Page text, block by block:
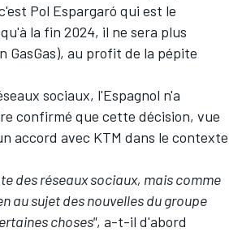
Pol Espargaró qui est le
la fin 2024, il ne sera plus
GasGas), au profit de la pépite
sociaux, l'Espagnol n'a
confirmé que cette décision, vue
accord avec KTM dans le contexte
des réseaux sociaux, mais comme
au sujet des nouvelles du groupe
choses", a-t-il d'abord